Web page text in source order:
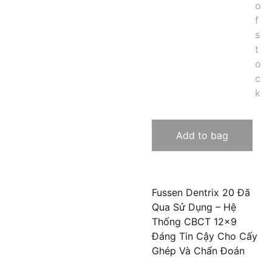
o
f
s
t
o
c
k
Add to bag
Fussen Dentrix 20 Đã
Qua Sử Dụng – Hệ
Thống CBCT 12×9
Đáng Tin Cậy Cho Cấy
Ghép Và Chẩn Đoán